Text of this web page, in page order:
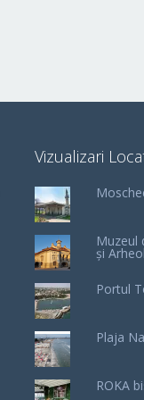
Vizualizari
Muzeul
și
Portul
Plaja
ROKA